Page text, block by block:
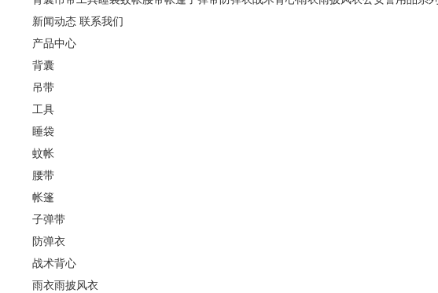
新闻动态 联系我们
产品中心
背囊
吊带
工具
睡袋
蚊帐
腰带
帐篷
子弹带
防弹衣
战术背心
雨衣雨披风衣